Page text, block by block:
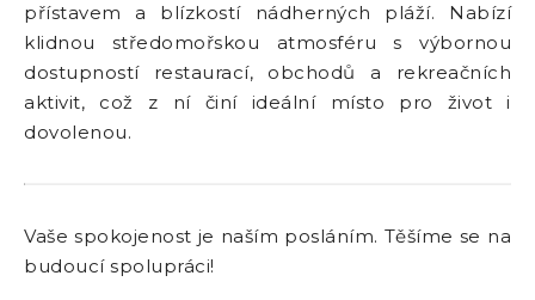
přístavem a blízkostí nádherných pláží. Nabízí
klidnou středomořskou atmosféru s výbornou
dostupností restaurací, obchodů a rekreačních
aktivit, což z ní činí ideální místo pro život i
dovolenou.
Vaše spokojenost je naším posláním. Těšíme se na
budoucí spolupráci!